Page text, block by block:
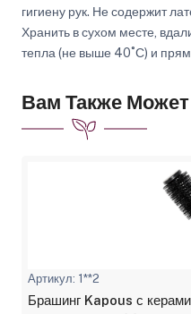
гигиену рук. Не содержит
Хранить в сухом месте,
тепла (не выше 40˚С) и
Вам Также
Артикул: 1**2
Брашинг Kapous с